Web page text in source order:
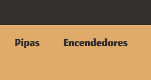
Pipas Encendedores